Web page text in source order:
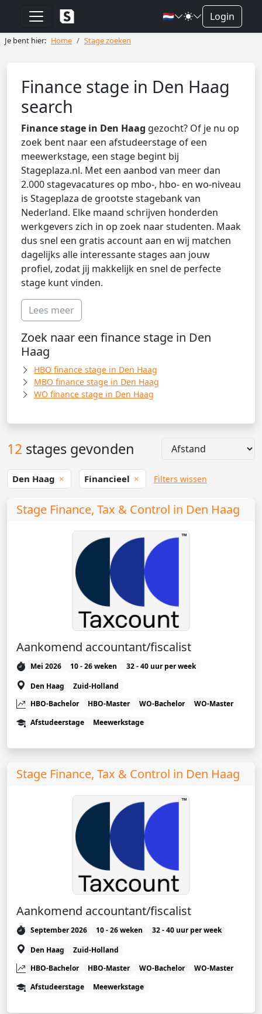
🇳🇱 Login
Je bent hier: Home Stage zoeken
Finance stage in Den Haag
search
Finance stage in Den Haag gezocht? Of je nu op
zoek bent naar een afstudeerstage of een
meewerkstage, een stage begint bij
Stageplaza.nl. Met een aanbod van meer dan
2.000 stagevacatures op mbo-, hbo- en wo-niveau
is Stageplaza de grootste stagebank van
Nederland. Elke maand schrijven honderden
werkgevers zich in op zoek naar studenten. Maak
dus snel een gratis account aan en wij matchen
dagelijks alle interessante stages aan jouw
profiel, zodat jij makkelijk en snel de perfecte
stage kunt vinden.
Lees meer
Zoek naar een finance stage in Den
Haag
HBO finance stage in Den Haag
MBO finance stage in Den Haag
WO finance stage in Den Haag
12 stages gevonden
Den Haag Financieel Filters wissen
Stage Finance, Tax & Control in Den Haag
Aankomend accountant/fiscalist
Mei 2026 10 - 26 weken
32 - 40 uur per week
Den Haag
Zuid-Holland
HBO-Bachelor
HBO-Master WO-Bachelor
WO-Master
Afstudeerstage
Meewerkstage
Stage Finance, Tax & Control in Den Haag
Aankomend accountant/fiscalist
September 2026 10 - 26 weken
32 - 40 uur per week
Den Haag
Zuid-Holland
HBO-Bachelor
HBO-Master WO-Bachelor
WO-Master
Afstudeerstage
Meewerkstage